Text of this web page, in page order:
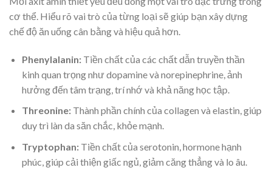
cơ thể. Hiểu rõ vai trò của từng loại sẽ giúp bạn xây dựng
chế độ ăn uống cân bằng và hiệu quả hơn.
Phenylalanin:Tiền chất của các chất dẫn truyền thần
kinh quan trọng như dopamine và norepinephrine, ảnh
hưởng đến tâm trạng, trí nhớ và khả năng học tập.
Threonine:Thành phần chính của collagen và elastin, giúp
duy trì làn da săn chắc, khỏe mạnh.
Tryptophan:Tiền chất của serotonin, hormone hạnh
phúc, giúp cải thiện giấc ngủ, giảm căng thẳng và lo âu.